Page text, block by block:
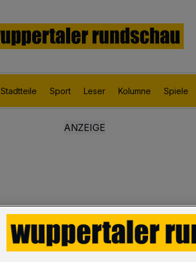
Stadtteile Sport Leser Kolumne Spiele